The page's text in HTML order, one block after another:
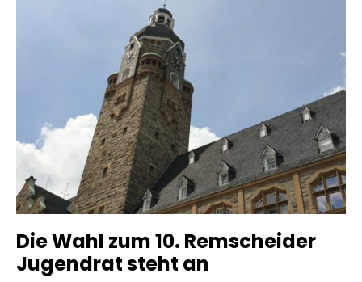
Die Wahl zum 10. Remscheider
Jugendrat steht an